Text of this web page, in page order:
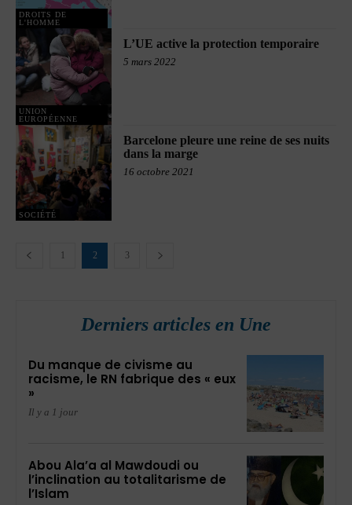
DROITS DE
L'HOMME
UNION
EUROPÉENNE
L’UE active la protection temporaire
5 mars 2022
SOCIÉTÉ
Barcelone pleure une reine de ses nuits
dans la marge
16 octobre 2021
2 3
Derniers articles en Une
Du manque de civisme au
racisme, le RN fabrique des « eux
»
Il y a 1 jour
Abou Ala’a al Mawdoudi ou
l’inclination au totalitarisme de
l’Islam